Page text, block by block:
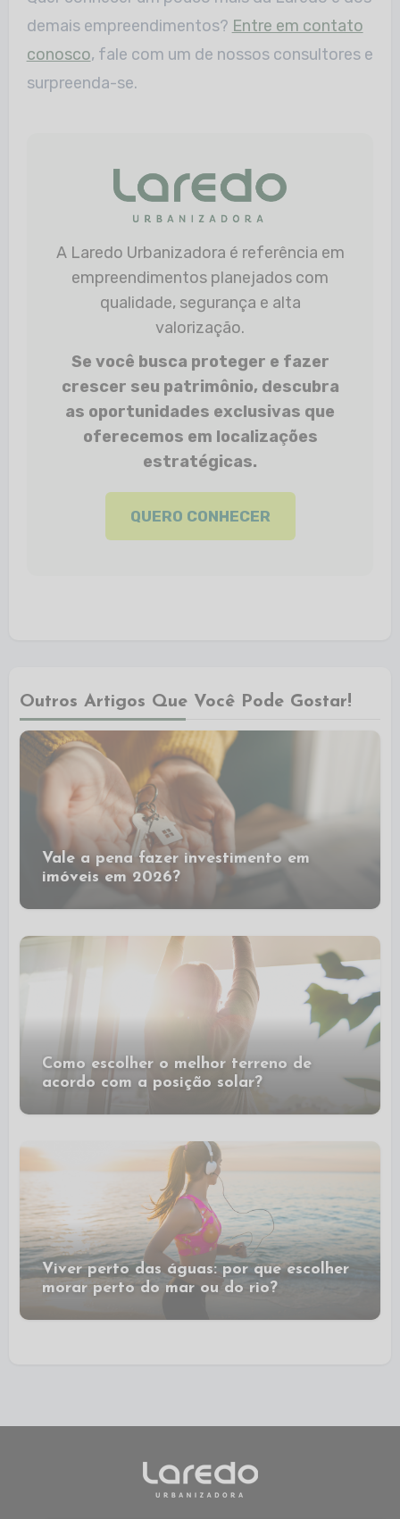
demais empreendimentos? Entre em contato
conosco, fale com um de nossos consultores e
surpreenda-se.
A Laredo Urbanizadora é referência em
empreendimentos planejados com
qualidade, segurança e alta
valorização.
Se você busca proteger e fazer
crescer seu patrimônio, descubra
as oportunidades exclusivas que
oferecemos em localizações
estratégicas.
QUERO CONHECER
Outros Artigos Que Você Pode Gostar!
Vale a pena fazer investimento em
imóveis em 2026?
Como escolher o melhor terreno de
acordo com a posição solar?
Viver perto das águas: por que escolher
morar perto do mar ou do rio?